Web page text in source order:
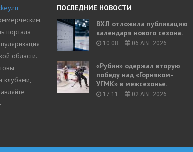
портала
области.
клубами,
ПОСЛЕДНИЕ НОВОСТИ
ВХЛ отложила публикацию
календаря нового сезона.
10:08 06 АВГ 2026
«Рубин» одержал вторую
победу над «Горняком-
УГМК» в межсезонье.
17:11 02 АВГ 2026